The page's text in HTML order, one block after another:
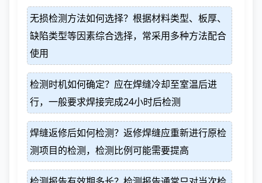
无损检测方法如何选择？根据材料类型、板厚、
缺陷类型等因素综合选择，常采用多种方法配合
使用
检测时机如何确定？应在焊缝冷却至室温后进
行，一般要求焊接完成24小时后检测
焊缝返修后如何检测？返修焊缝应重新进行原检
测项目的检测，检测比例可能需要提高